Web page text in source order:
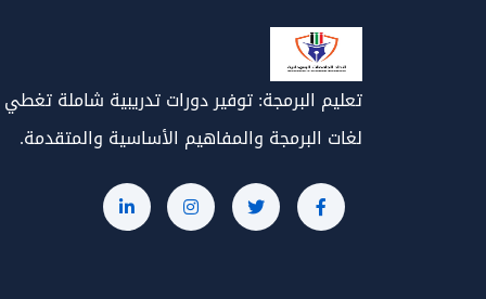
تعليم البرمجة: توفير دورات تدريبية شاملة
لغات البرمجة والمفاهيم الأساسية والمتقدمة.